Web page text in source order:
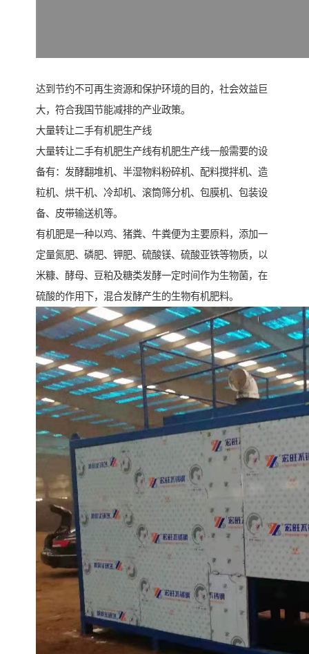
达到节约不可再生资源和保护环境的目的，社会效益巨
大，符合我国节能减排的产业政策。
大量转让二手有机肥生产线
大量转让二手有机肥生产线有机肥生产线一般需要的设
备有：发酵翻堆机、半湿物料粉碎机、配料搅拌机、造
粒机、烘干机、冷却机、滚筒筛分机、包膜机、包装设
备、皮带输送机等。
有机肥是一种以鸡、猪粪、牛粪便为主要原料，添加一
定量氮肥、磷肥、钾肥、硫酸镁、硫酸亚铁等物质，以
米糠、酵母、豆粕及糖类发酵一定时间作为生物菌，在
硫酸的作用下，混合发酵产生的生物有机肥料。